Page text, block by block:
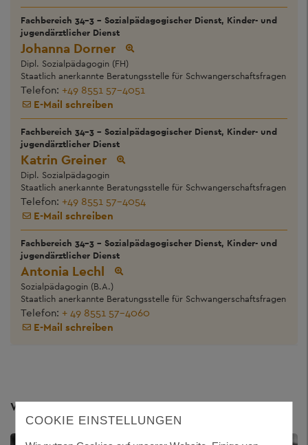
Fachbereich 34-3 - Sozialpädagogischer Dienst, Kinder- und
jugendärztlicher Dienst
Johanna Dorner
Dipl. Sozialpädagogin (FH)
Staatlich anerkannte Beratungsstelle für Schwangerschaftsfragen
Telefon: +49 8551 57-4051
E-Mail schreiben
Fachbereich 34-3 - Sozialpädagogischer Dienst, Kinder- und
jugendärztlicher Dienst
Katrin Greiner
Dipl. Sozialpädagogin
Staatlich anerkannte Beratungsstelle für Schwangerschaftsfragen
Telefon: +49 8551 57-4054
E-Mail schreiben
Fachbereich 34-3 - Sozialpädagogischer Dienst, Kinder- und
jugendärztlicher Dienst
Antonia Lechl
Sozialpädagogin (B.A.)
Staatlich anerkannte Beratungsstelle für Schwangerschaftsfragen
Telefon: + 49 8551 57-4060
E-Mail schreiben
Weitere Themen
COOKIE EINSTELLUNGEN